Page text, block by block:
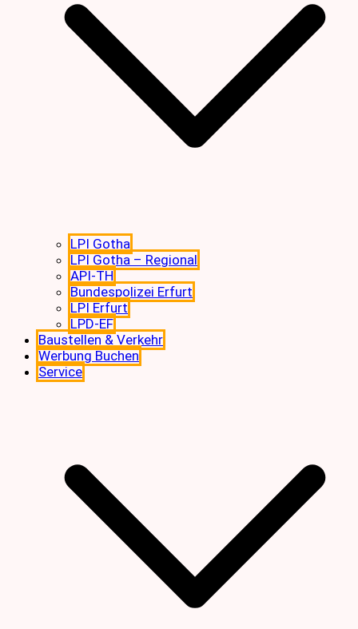
LPI Gotha
LPI Gotha – Regional
API-TH
Bundespolizei Erfurt
LPI Erfurt
LPD-EF
Baustellen & Verkehr
Werbung Buchen
Service